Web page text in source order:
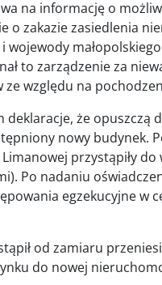
na informację o
o zakazie zasiedlenia
to zarządzenie za
ze względu na
że opuszczą
nowy budynek.
przystąpiły do
Po nadaniu
egzekucyjne w
od zamiaru
do nowej